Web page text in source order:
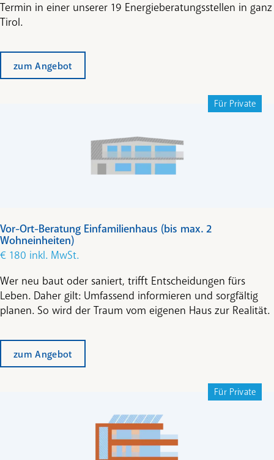
Termin in einer unserer 19 Energieberatungsstellen in ganz
Tirol.
zum Angebot
Für Private
Vor-Ort-Beratung Einfamilienhaus (bis max. 2
Wohneinheiten)
€ 180 inkl. MwSt.
Wer neu baut oder saniert, trifft Entscheidungen fürs
Leben. Daher gilt: Umfassend informieren und sorgfältig
planen. So wird der Traum vom eigenen Haus zur Realität.
zum Angebot
Für Private